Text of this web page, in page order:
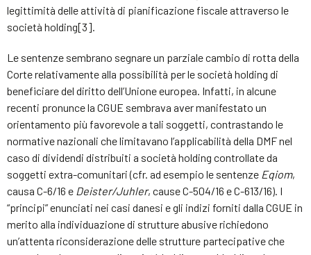
legittimità delle attività di pianificazione fiscale attraverso le
società holding[3].
Le sentenze sembrano segnare un parziale cambio di rotta della
Corte relativamente alla possibilità per le società holding di
beneficiare del diritto dell’Unione europea. Infatti, in alcune
recenti pronunce la CGUE sembrava aver manifestato un
orientamento più favorevole a tali soggetti, contrastando le
normative nazionali che limitavano l’applicabilità della DMF nel
caso di dividendi distribuiti a società holding controllate da
soggetti extra-comunitari (cfr. ad esempio le sentenze Eqiom,
causa C-6/16 e Deister/Juhler, cause C-504/16 e C-613/16). I
“principi” enunciati nei casi danesi e gli indizi forniti dalla CGUE in
merito alla individuazione di strutture abusive richiedono
un’attenta riconsiderazione delle strutture partecipative che